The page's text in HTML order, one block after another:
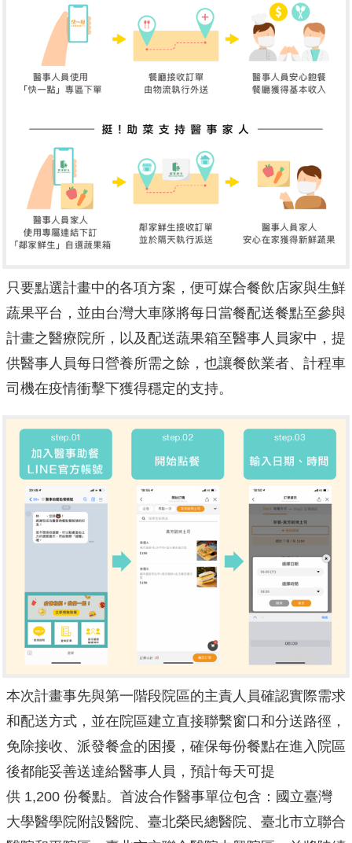
只要點選計畫中的各項方案，便可媒合餐飲店家與生鮮
蔬果平台，並由台灣大車隊將每日當餐配送餐點至參與
計畫之醫療院所，以及配送蔬果箱至醫事人員家中，提
供醫事人員每日營養所需之餘，也讓餐飲業者、計程車
司機在疫情衝擊下獲得穩定的支持。
本次計畫事先與第一階段院區的主責人員確認實際需求
和配送方式，並在院區建立直接聯繫窗口和分送路徑，
免除接收、派發餐盒的困擾，確保每份餐點在進入院區
後都能妥善送達給醫事人員，預計每天可提
供 1,200 份餐點。首波合作醫事單位包含：國立臺灣
大學醫學院附設醫院、臺北榮民總醫院、臺北市立聯合